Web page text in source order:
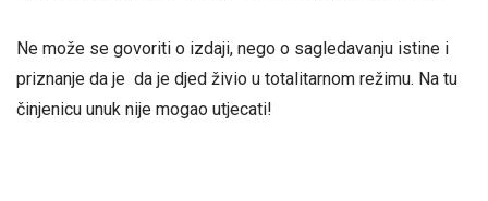
Ne može se govoriti o izdaji, nego o sagledavanju istine i
priznanje da je da je djed živio u totalitarnom režimu. Na tu
činjenicu unuk nije mogao utjecati!